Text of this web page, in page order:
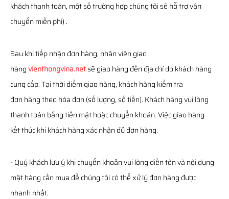
khách thanh toán, một số trường hợp chúng tôi sẽ hỗ trợ vận
chuyển miễn phí) .
Sau khi tiếp nhận đơn hàng, nhân viên giao
hàngvienthongvina.netsẽ giao hàng đến địa chỉ do khách hàng
cung cấp. Tại thời điểm giao hàng, khách hàng kiểm tra
đơn hàng theo hóa đơn (số lượng, số tiền). Khách hàng vui lòng
thanh toán bằng tiền mặt hoặc chuyển khoản. Việc giao hàng
kết thúc khi khách hàng xác nhận đủ đơn hàng.
- Quý khách lưu ý khi chuyển khoản vui lòng điền tên và nội dung
mặt hàng cần mua để chúng tôi có thể xử lý đơn hàng được
nhanh nhất.